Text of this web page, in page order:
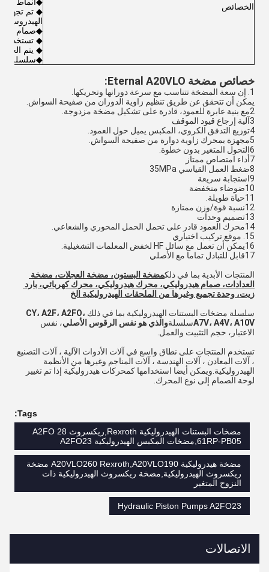
الخصائص
◆ تم تجهيز
◆صمام
◆ تستخدم
◆ يتم
◆سلسلة
خصائص مضخة Eternal A20VLO:
1. إن سعة المضخة تتناسب مع سرعة دورانها وتحريكها.
يمكن أن تتحقق عن طريق تنظيم زاوية الدوران من صفيحة السواش.
2مع بنية عابرة للعمود، قادرة على تشكيل مضخة مزدوجة.
3آلية إرجاع قيود الموقف
4توزيع التدفق الكروي، المكبس يميل حول العمود.
5مجهزة بمحرك زاوية دوارة من صفيحة السواش.
6التحول المتغير بدون خطوة.
7أداء امتصاص ممتاز
8ضغط العمل القياسي 35MPa
9استجابة سريعة
10ضوضاء منخفضة
11حياة طويلة.
12نسبة قوة/وزن ممتازة
13تصميم وحدات
14محرك العمود قادر على تحمل الحمل المحوري والشعاعي.
15. موقع تركيب اختياري
16يمكن أن تعمل مع سائل HF لخفض المعلمات التشغيلية.
17قابل للتبادل تماما مع الأصلي
المنتجات الأبدية بما في ذلك
زيت، وحدة تجميع وغيرها من الملحقات الهيدروليكية الخ
سلسلة مضخات البستنات الهيدروليكية بما في ذلك CY، A2F، A2FO،
A7V، A4V، A10Vسلسلةوالذي هو نفس الرقوس الأصلي
الاعتبار، حجم التثبيت والعمل.
لوحة الصمام إلى نوع المحرك.
Tags:
مضخات البستنات الهيدروليكية Rexroth,ريكسروث A2FO 28
61RP-PB05,مضخات المكبس الهيدروليكية A2FO23
مضخة هيدروليكية A20VLO260 Rexroth,A20VLO190 مضخة
ريكسروث الهيدروليكية,مضخة ريكسروث الهيدروليكية ذات
النزوح المتغير
Hydraulic Piston Pumps A2FO23
الاتصالات